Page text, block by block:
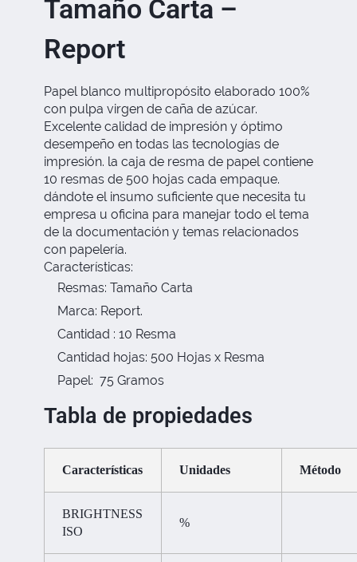
Tamaño Carta –
Report
Papel blanco multipropósito elaborado 100%
con pulpa virgen de caña de azúcar.
Excelente calidad de impresión y óptimo
desempeño en todas las tecnologías de
impresión. la caja de resma de papel contiene
10 resmas de 500 hojas cada empaque.
dándote el insumo suficiente que necesita tu
empresa u oficina para manejar todo el tema
de la documentación y temas relacionados
con papelería.
Características:
Resmas: Tamaño Carta
Marca: Report.
Cantidad : 10 Resma
Cantidad hojas: 500 Hojas x Resma
Papel: 75 Gramos
Tabla de propiedades
Características Unidades Método
BRIGHTNESS
ISO
%